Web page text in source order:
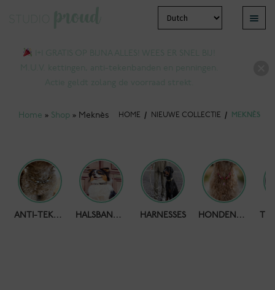
door
naar
Menu
Home » Shop » Meknès HOME / NIEUWE COLLECTIE / MEKNÈS
ANTI-TEKENBAND HALSBANDEN HARNESSES HONDENKETTING